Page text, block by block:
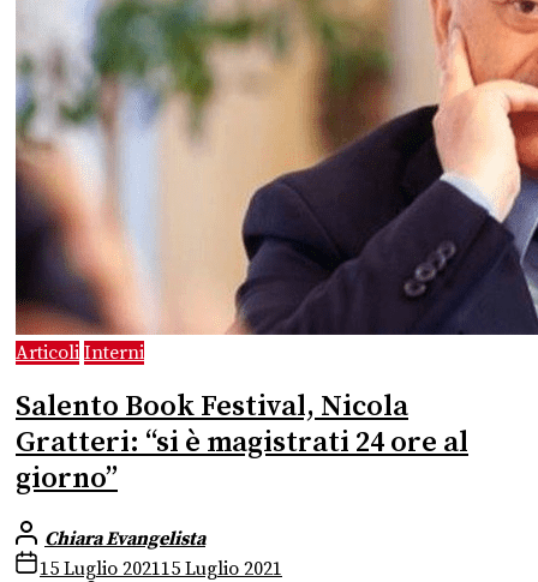
Articoli Interni
Salento Book Festival, Nicola
Gratteri: “si è magistrati 24 ore al
giorno”
Chiara Evangelista
15 Luglio 202115 Luglio 2021